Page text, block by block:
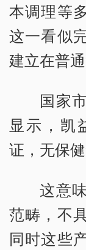
本调理等
这一看似
建立在普
国家
显示，凯
证，无保
这意
范畴，不
同时这些